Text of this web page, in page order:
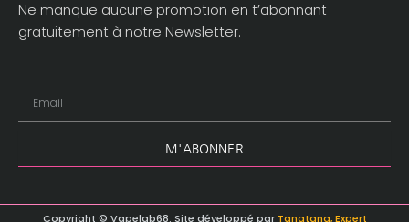
Ne manque aucune promotion en t’abonnant
gratuitement à notre Newsletter.
M'ABONNER
Copyright © Vapelab68. Site développé par Tangtang, Expert